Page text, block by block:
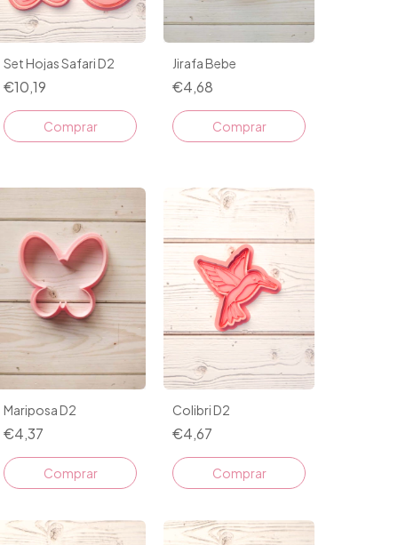
Set Hojas Safari D2
€10,19
Jirafa Bebe
€4,68
Comprar
Mariposa D2
€4,37
Comprar
Colibri D2
€4,67
Comprar